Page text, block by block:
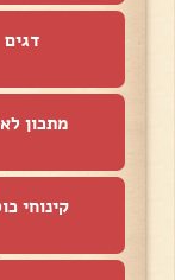
דגים
מתכון
קינוחי